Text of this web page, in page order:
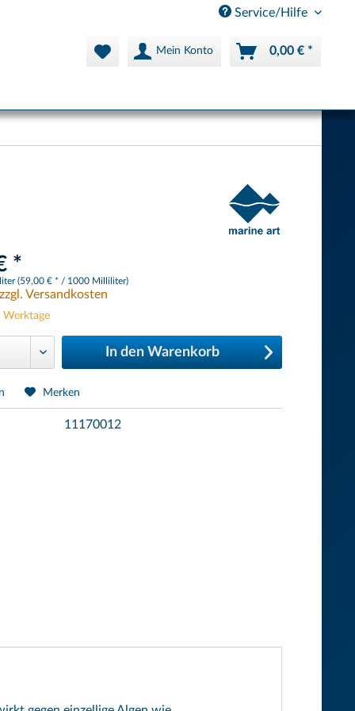
Service/Hilfe
Mein Konto 0,00 € *
*
(59,00 € * / 1000 Milliliter)
zzgl. Versandkosten
In den Warenkorb
Merken
11170012